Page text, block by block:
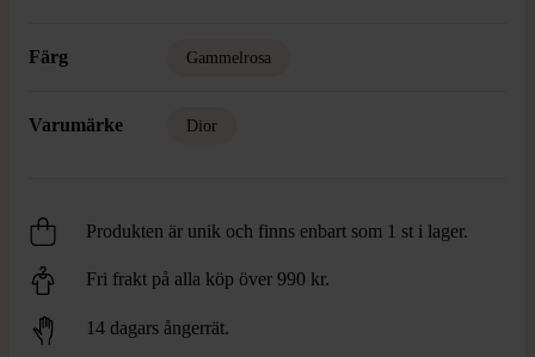
Färg Gammelrosa
Varumärke Dior
Produkten är unik och finns enbart som 1 st i lager.
Fri frakt på alla köp över 990 kr.
14 dagars ångerrät.